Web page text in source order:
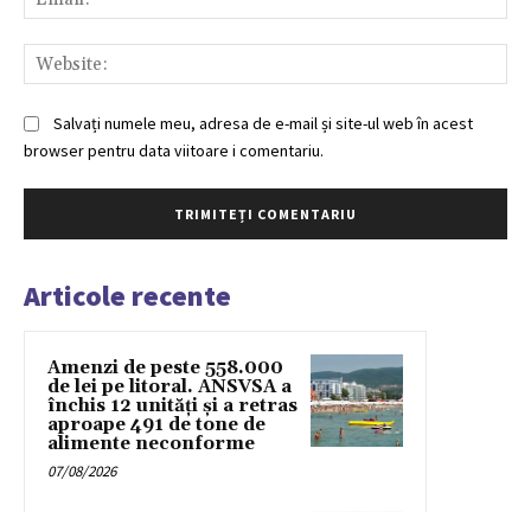
Salvați numele meu, adresa de e-mail și site-ul web în acest
browser pentru data viitoare i comentariu.
Articole recente
Amenzi de peste 558.000
de lei pe litoral. ANSVSA a
închis 12 unități și a retras
aproape 491 de tone de
alimente neconforme
07/08/2026